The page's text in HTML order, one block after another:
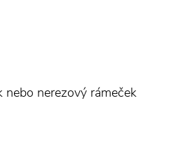
nebo nerezový rámeček